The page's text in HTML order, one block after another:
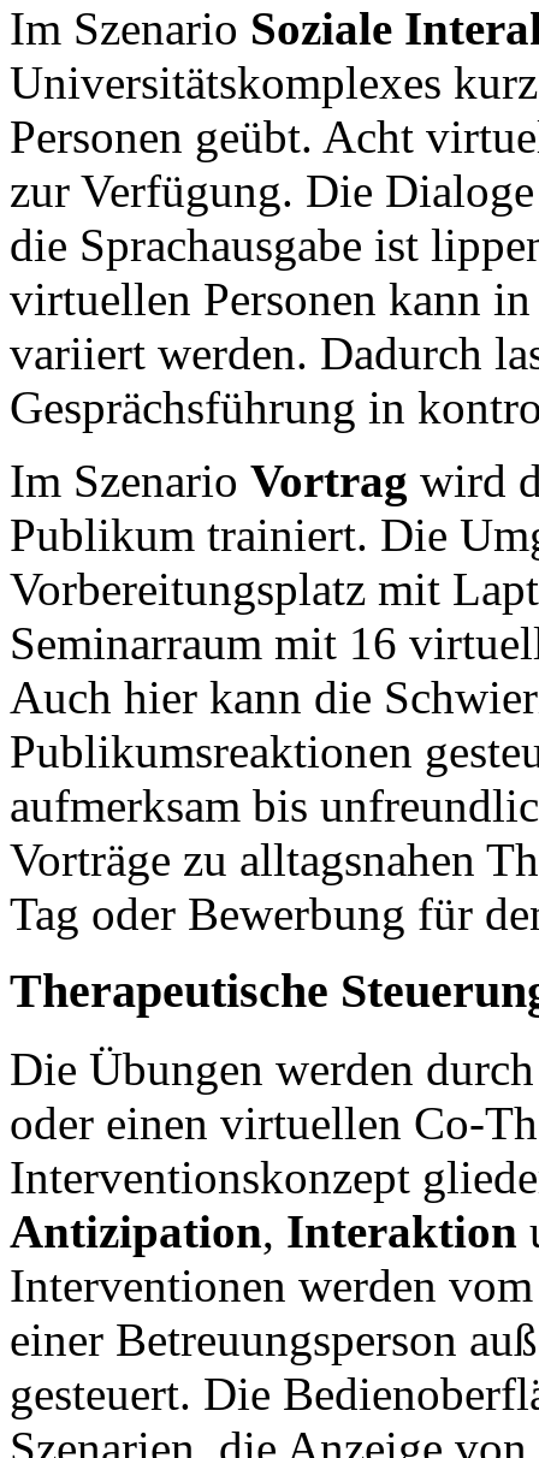
Im Szenario Soziale
Universitätskomplexes
Personen geübt. Acht
zur Verfügung. Die
die Sprachausgabe ist
virtuellen Personen kann
variiert werden. Dadurch
Gesprächsführung in
Im Szenario Vortrag wird
Publikum trainiert. Die
Vorbereitungsplatz mit
Seminarraum mit 16
Auch hier kann die
Publikumsreaktionen
aufmerksam bis
Vorträge zu alltagsnahen
Tag oder Bewerbung für
Therapeutische
Die Übungen werden
oder einen virtuellen Co-
Interventionskonzept
Antizipation, Interaktion
Interventionen werden
einer Betreuungsperson
gesteuert. Die